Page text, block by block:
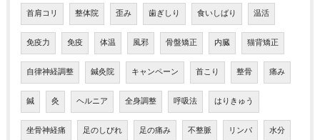
首肩コリ 整体院 歪み 歯ぎしり 食いしばり 温活
免疫力 免疫 体温 風邪 骨盤矯正 内臓 猫背矯正
自律神経調整 鍼灸院 キャンペーン 首こり 整骨 痛み
鍼 灸 ヘルニア 全身調整 呼吸法 はりきゅう
坐骨神経痛 足のしびれ 足の痛み 不整脈 リンパ 水分